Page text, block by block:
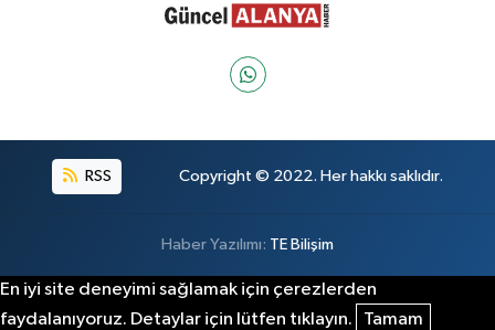
RSS Copyright © 2022. Her hakkı saklıdır.
Haber Yazılımı: TE Bilişim
En iyi site deneyimi sağlamak için çerezlerden
faydalanıyoruz. Detaylar için lütfen tıklayın.
Tamam